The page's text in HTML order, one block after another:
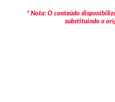
* Nota: O conteúdo
substituindo o